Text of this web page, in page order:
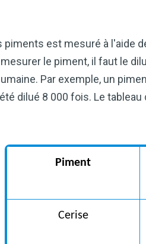
piments est mesuré à l'aide
le piment, il faut le
Par exemple, un
dilué 8 000 fois. Le
Piment
Cerise